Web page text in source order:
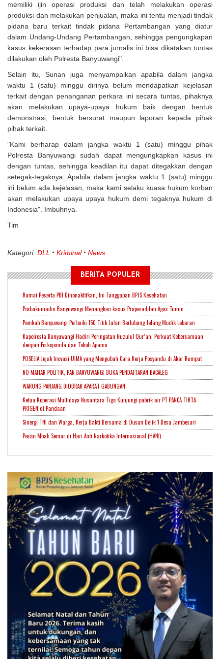
memiliki ijin operasi produksi dan telah melakukan operasi
produksi dan melakukan penjualan, maka ini tentu menjadi tindak
pidana baru terkait tindak pidana Pertambangan yang diatur
dalam Undang-Undang Pertambangan, sehingga pengungkapan
kasus kekerasan terhadap para jurnalis ini bisa dikatakan tuntas
dilakukan oleh Polresta Banyuwangi".
Selain itu, Sunan juga menyampaikan apabila dalam jangka
waktu 1 (satu) minggu dirinya belum mendapatkan kejelasan
terkait dengan penanganan perkara ini secara tuntas, pihaknya
akan melakukan upaya-upaya hukum baik dengan bentuk
demonstrasi, bentuk bersurat maupun laporan kepada pihak
pihak terkait.
"Kami berharap dalam jangka waktu 1 (satu) minggu pihak
Polresta Banyuwangi sudah dapat mengungkapkan kasus ini
dengan tuntas, sehingga keadilan itu dapat ditegakkan dengan
setegak-tegaknya. Apabila dalam jangka waktu 1 (satu) minggu
ini belum ada kejelasan, maka kami selaku kuasa hukum korban
akan melakukan upaya upaya hukum demi tegaknya hukum di
Indonesia". Imbuhnya.
Tim
Kategori: DLL Kriminal News
BERITA POPULER
Ramai Peserta PBI Dinonaktifkan, Ini Tanggapan BPJS Kesehatan
Posbakumadin Banyuwangi Menangkan kasus Praperadilan Agus Tumin
Pemkab Banyuwangi Perbaiki 150 Titik Jalan Berlubang Jelang Mudik Lebaran
Kapolresta Banyuwangi Hadiri Peringatan Nuzulul Qur’an, Perkuat Kebersamaan
dengan Forkopimda dan Tokoh Agama
POSELIA Jejak Inovasi UIMA yang Mengubah Cara Kerja Posyandu di Akar Rumput
NO MAHAR POLITIK, PAN BANYUWANGI BUKA PENDAFTARAN BACALEG
WARUNG PANJANG DIOBRAK APARAT GABUNGAN
Ketua Koperasi Multidaya Nusantara Tiga Kunjungi pabrik air PT PANCA TIRTA
PRIGEN di Pandaan
Sinergi TNI dan Warga, Kerja Bakti Bersama di Dusun Delik 1 Desa Jambesari
Pesan Mbah Semar di Hari Anti Narkotika Internasional (HANI)